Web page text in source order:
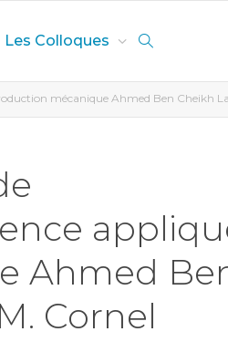
Les Colloques
mécanique Ahmed Ben Cheikh
Ahmed
Cornel